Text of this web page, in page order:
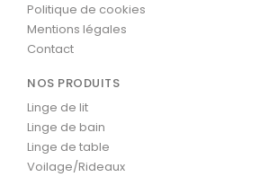
Politique de cookies
Mentions légales
Contact
NOS PRODUITS
Linge de lit
Linge de bain
Linge de table
Voilage/Rideaux